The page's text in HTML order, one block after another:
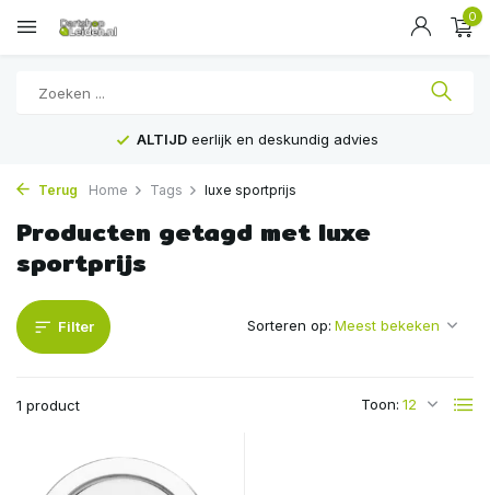
0
ALTIJD eerlijk en deskundig advies
Terug Home Tags luxe sportprijs
Producten getagd met luxe
sportprijs
Filter
1 product Toon:
Sorteren op: